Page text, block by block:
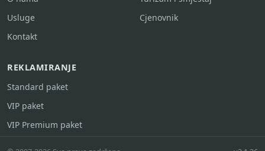
Usluge
Kontakt
Cjenovnik
REKLAMIRANJE
Standard paket
VIP paket
VIP Premium paket